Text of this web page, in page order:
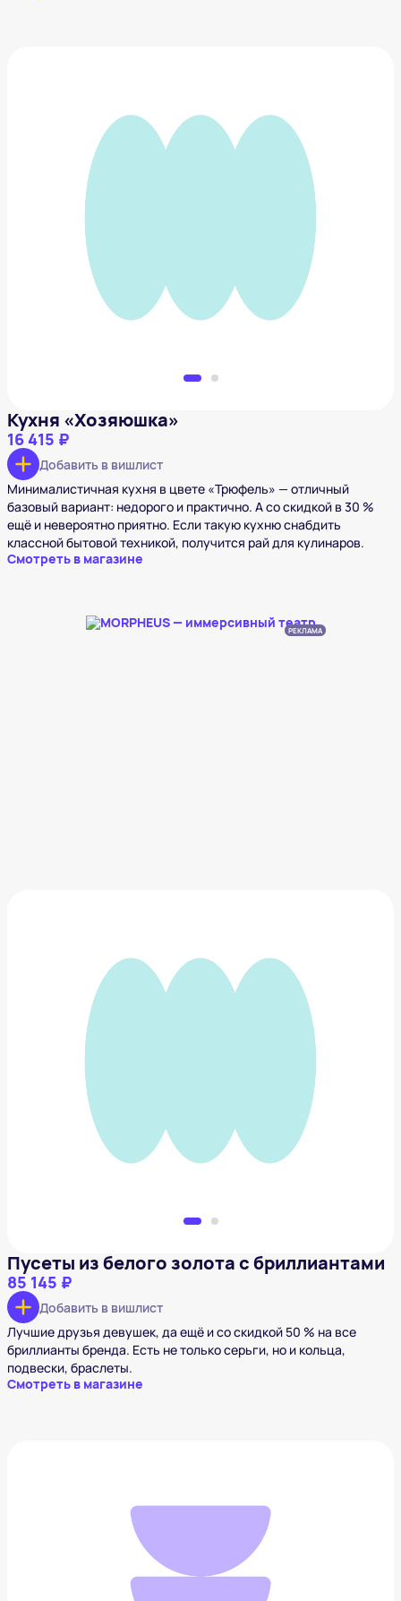
Кухня «Хозяюшка»
16 415 ₽
Добавить в вишлист
Минималистичная кухня в цвете «Трюфель» — отличный
базовый вариант: недорого и практично. А со скидкой в 30 %
ещё и невероятно приятно. Если такую кухню снабдить
классной бытовой техникой, получится рай для кулинаров.
Смотреть в магазине
РЕКЛАМА
Пусеты из белого золота с бриллиантами
85 145 ₽
Добавить в вишлист
Лучшие друзья девушек, да ещё и со скидкой 50 % на все
бриллианты бренда. Есть не только серьги, но и кольца,
подвески, браслеты.
Смотреть в магазине